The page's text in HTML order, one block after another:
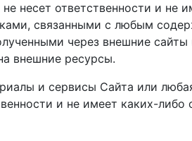
несет ответственности и
связанными с любым
через внешние
внешние ресурсы.
и сервисы Сайта или
и не имеет каких-либо